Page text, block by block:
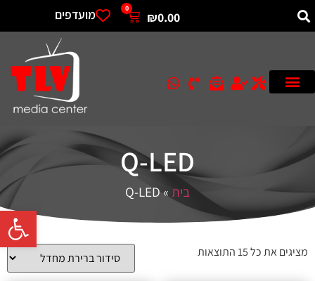
פתח
₪0.00
0 מועדפים
Q-LED
בית»
Q-LED
מציגים את כל ⁦15⁩ התוצאות